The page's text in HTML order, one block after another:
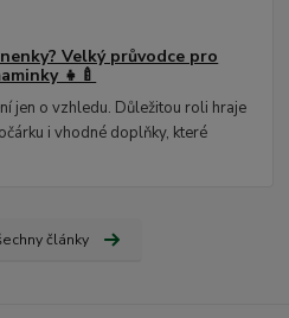
Velký průvodce pro
👧🍼
jen o vzhledu. Důležitou roli hraje
i vhodné doplňky, které
články